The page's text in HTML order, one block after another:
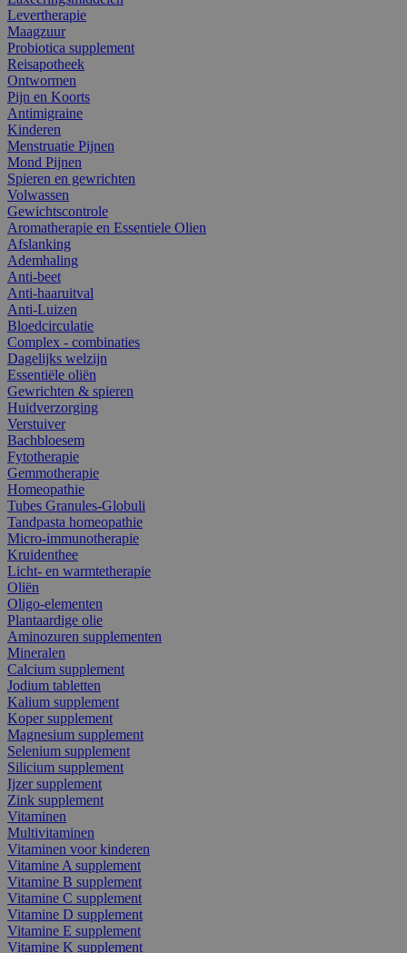
Levertherapie
Maagzuur
Probiotica supplement
Reisapotheek
Ontwormen
Pijn en Koorts
Antimigraine
Kinderen
Menstruatie Pijnen
Mond Pijnen
Spieren en gewrichten
Volwassen
Gewichtscontrole
Aromatherapie en Essentiele Olien
Afslanking
Ademhaling
Anti-beet
Anti-haaruitval
Anti-Luizen
Bloedcirculatie
Complex - combinaties
Dagelijks welzijn
Essentiële oliën
Gewrichten & spieren
Huidverzorging
Verstuiver
Bachbloesem
Fytotherapie
Gemmotherapie
Homeopathie
Tubes Granules-Globuli
Tandpasta homeopathie
Micro-immunotherapie
Kruidenthee
Licht- en warmtetherapie
Oliën
Oligo-elementen
Plantaardige olie
Aminozuren supplementen
Mineralen
Calcium supplement
Jodium tabletten
Kalium supplement
Koper supplement
Magnesium supplement
Selenium supplement
Silicium supplement
Ijzer supplement
Zink supplement
Vitaminen
Multivitaminen
Vitaminen voor kinderen
Vitamine A supplement
Vitamine B supplement
Vitamine C supplement
Vitamine D supplement
Vitamine E supplement
Vitamine K supplement